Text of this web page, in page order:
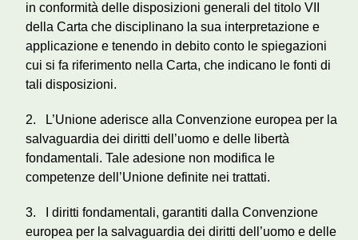
in conformità delle disposizioni generali del titolo VII
della Carta che disciplinano la sua interpretazione e
applicazione e tenendo in debito conto le spiegazioni
cui si fa riferimento nella Carta, che indicano le fonti di
tali disposizioni.
2. L’Unione aderisce alla Convenzione europea per la
salvaguardia dei diritti dell’uomo e delle libertà
fondamentali. Tale adesione non modifica le
competenze dell’Unione definite nei trattati.
3. I diritti fondamentali, garantiti dalla Convenzione
europea per la salvaguardia dei diritti dell’uomo e delle